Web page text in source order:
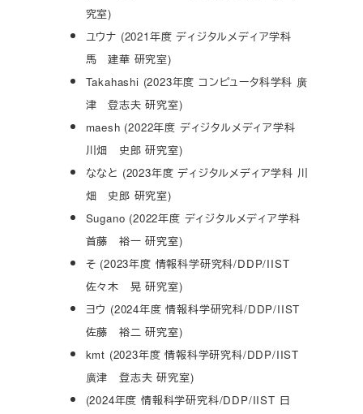
究室)
ユウナ (2021年度 ディジタルメディア学科
馬 建華 研究室)
Takahashi (2023年度 コンピュータ科学科 廣
津 登志夫 研究室)
maesh (2022年度 ディジタルメディア学科
川畑 史郎 研究室)
ななと (2023年度 ディジタルメディア学科 川
畑 史郎 研究室)
Sugano (2022年度 ディジタルメディア学科
首藤 裕一 研究室)
そ (2023年度 情報科学研究科/DDP/IIST
佐々木 晃 研究室)
ヨウ (2024年度 情報科学研究科/DDP/IIST
佐藤 裕二 研究室)
kmt (2023年度 情報科学研究科/DDP/IIST
廣津 登志夫 研究室)
(2024年度 情報科学研究科/DDP/IIST 日